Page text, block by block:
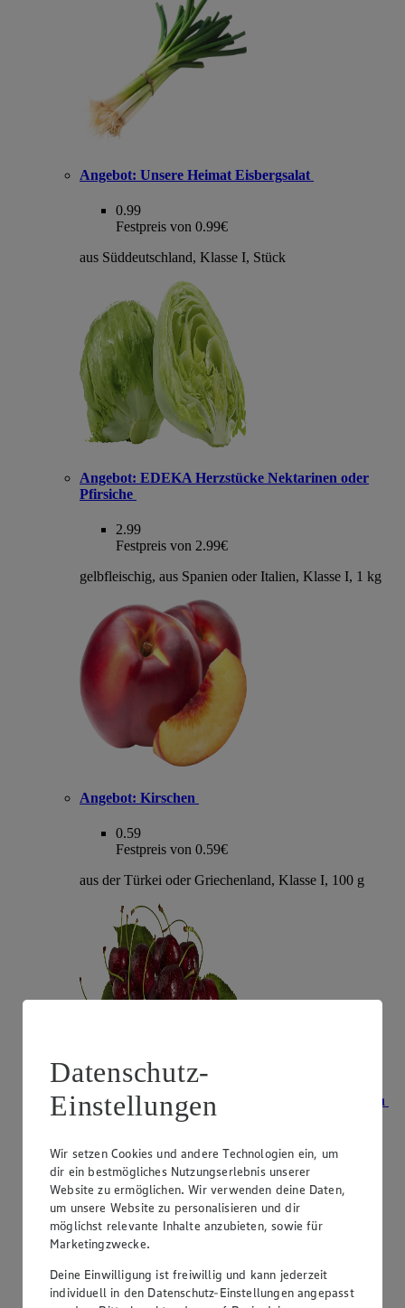
Angebot: Unsere Heimat Eisbergsalat
0.99
Festpreis von 0.99€
aus Süddeutschland, Klasse I, Stück
Angebot: EDEKA Herzstücke Nektarinen oder
Pfirsiche
2.99
Festpreis von 2.99€
gelbfleischig, aus Spanien oder Italien, Klasse I, 1 kg
Angebot: Kirschen
0.59
Festpreis von 0.59€
aus der Türkei oder Griechenland, Klasse I, 100 g
Angebot:Unsere Heimat Bio Bioland-Zwetschgen
Festpreis von 2.99€
aus Süddeutschland, Klasse II, 500 g, (1 kg = 5,98)
Datenschutz-
Einstellungen
Wir setzen Cookies und andere Technologien ein, um
dir ein bestmögliches Nutzungserlebnis unserer
Website zu ermöglichen. Wir verwenden deine Daten,
um unsere Website zu personalisieren und dir
möglichst relevante Inhalte anzubieten, sowie für
Marketingzwecke.
Deine Einwilligung ist freiwillig und kann jederzeit
individuell in den Datenschutz-Einstellungen angepasst